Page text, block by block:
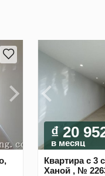
₫ 20
в месяц
Квартира с 3
Ханой , №